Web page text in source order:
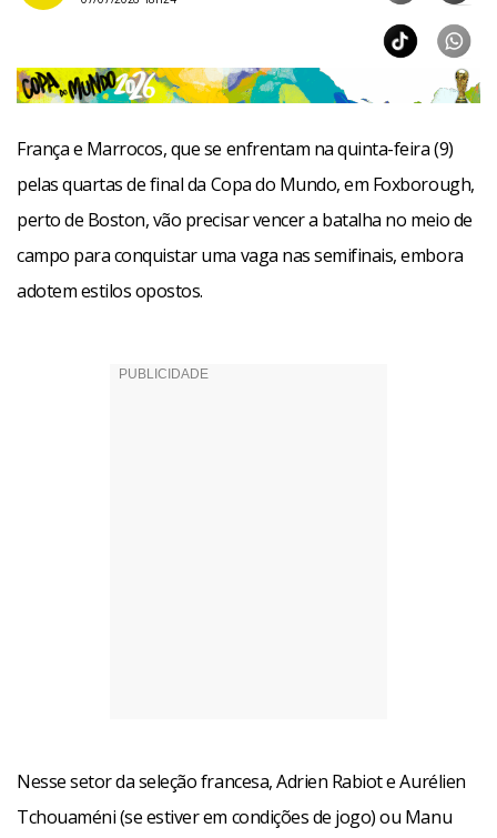
França e Marrocos, que se enfrentam na quinta-feira (9)
pelas quartas de final da Copa do Mundo, em Foxborough,
perto de Boston, vão precisar vencer a batalha no meio de
campo para conquistar uma vaga nas semifinais, embora
adotem estilos opostos.
Nesse setor da seleção francesa, Adrien Rabiot e Aurélien
Tchouaméni (se estiver em condições de jogo) ou Manu